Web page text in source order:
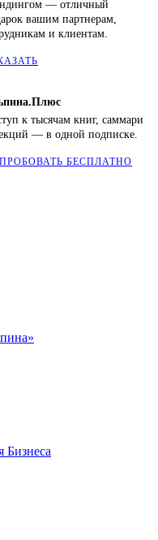
— отличный
вашим партнерам,
и клиентам.
к тысячам книг, саммари
— в одной подписке.
БЕСПЛАТНО
Бизнеса